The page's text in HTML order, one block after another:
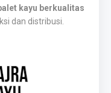
kayu berkualitas
dan distribusi.